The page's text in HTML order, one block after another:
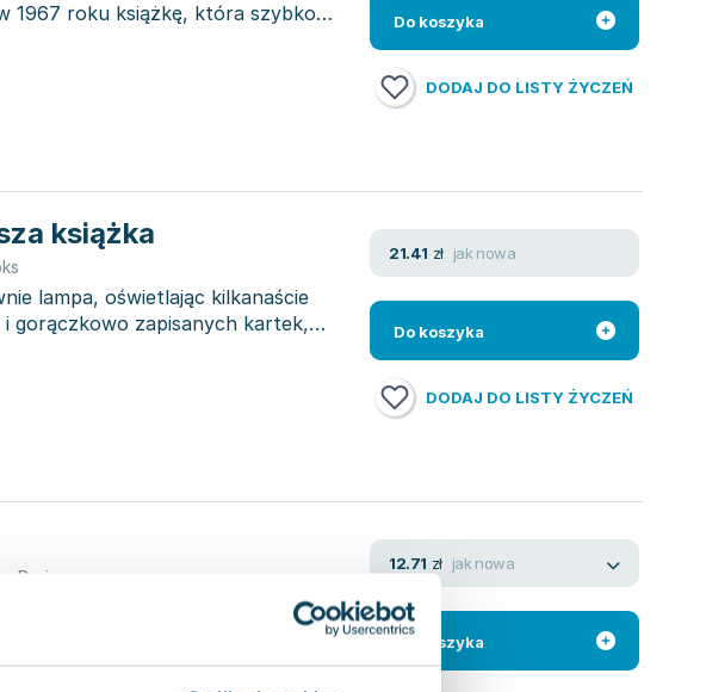
1967 roku książkę, która szybko
Do koszyka
DODAJ DO LISTY ŻYCZEŃ
książka
lampa, oświetlając kilkanaście
gorączkowo zapisanych kartek,
21.41 zł jak nowa
Do koszyka
DODAJ DO LISTY ŻYCZEŃ
Dariusz
poetycka Darka Foksa, wydana
12.71 zł jak nowa
Do koszyka